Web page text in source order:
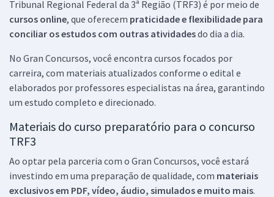
Tribunal Regional Federal da 3ª Região (TRF3) é por meio de
cursos online, que oferecem praticidade e flexibilidade para
conciliar os estudos com outras atividadesdo dia a dia.
No Gran Concursos, você encontra cursos focados por
carreira, com materiais atualizados conforme o edital e
elaborados por professores especialistas na área, garantindo
um estudo completo e direcionado.
Materiais do curso preparatório para o concurso
TRF3
Ao optar pela parceria com o Gran Concursos, você estará
investindo em uma preparação de qualidade, com materiais
exclusivos em PDF, vídeo, áudio, simulados e muito mais.